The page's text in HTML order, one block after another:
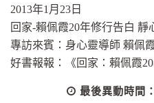
畫
面
(另
開
窗)
2013年1月23日
回家-賴佩霞20年修行告白
專訪來賓：身心靈導師 賴佩
好書報報：《回家：賴佩霞20
最後異動時間：